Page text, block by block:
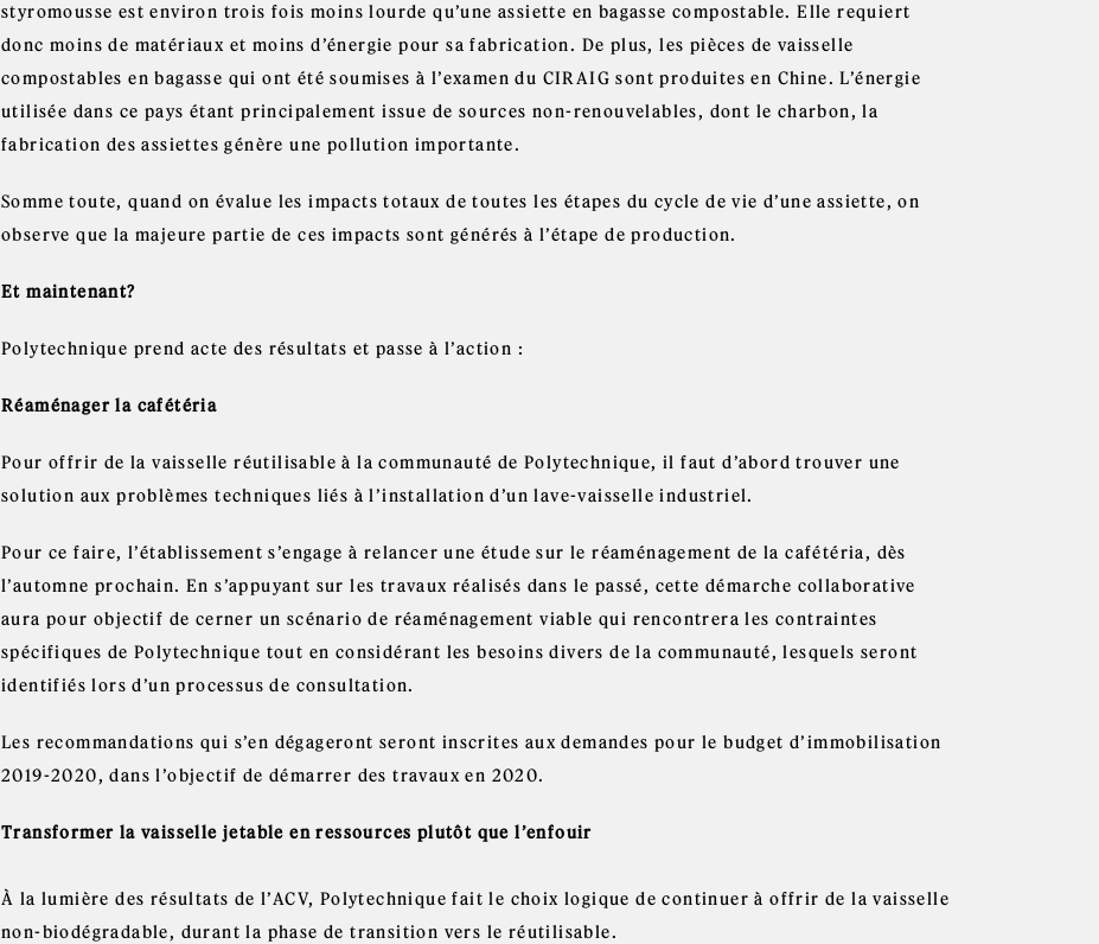
styromousse est environ trois fois moins lourde qu’une assiette en bagasse compostable. Elle requiert
donc moins de matériaux et moins d’énergie pour sa fabrication. De plus, les pièces de vaisselle
compostables en bagasse qui ont été soumises à l’examen du CIRAIG sont produites en Chine. L’énergie
utilisée dans ce pays étant principalement issue de sources non-renouvelables, dont le charbon, la
fabrication des assiettes génère une pollution importante.
Somme toute, quand on évalue les impacts totaux de toutes les étapes du cycle de vie d’une assiette, on
observe que la majeure partie de ces impacts sont générés à l’étape de production.
Et maintenant?
Polytechnique prend acte des résultats et passe à l’action :
Réaménager la cafétéria
Pour offrir de la vaisselle réutilisable à la communauté de Polytechnique, il faut d’abord trouver une
solution aux problèmes techniques liés à l’installation d’un lave-vaisselle industriel.
Pour ce faire, l’établissement s’engage à relancer une étude sur le réaménagement de la cafétéria, dès
l’automne prochain. En s’appuyant sur les travaux réalisés dans le passé, cette démarche collaborative
aura pour objectif de cerner un scénario de réaménagement viable qui rencontrera les contraintes
spécifiques de Polytechnique tout en considérant les besoins divers de la communauté, lesquels seront
identifiés lors d’un processus de consultation.
Les recommandations qui s’en dégageront seront inscrites aux demandes pour le budget d’immobilisation
2019-2020, dans l’objectif de démarrer des travaux en 2020.
Transformer la vaisselle jetable en ressources plutôt que l’enfouir
À la lumière des résultats de l’ACV, Polytechnique fait le choix logique de continuer à offrir de la vaisselle
non-biodégradable, durant la phase de transition vers le réutilisable.